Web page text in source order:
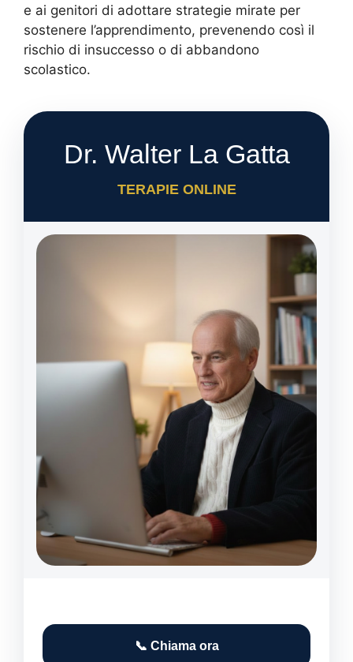
e ai genitori di adottare strategie mirate per
sostenere l’apprendimento, prevenendo così il
rischio di insuccesso o di abbandono
scolastico.
Dr. Walter La Gatta
TERAPIE ONLINE
📞 Chiama ora